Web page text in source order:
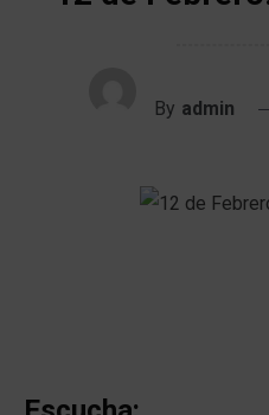
By admin